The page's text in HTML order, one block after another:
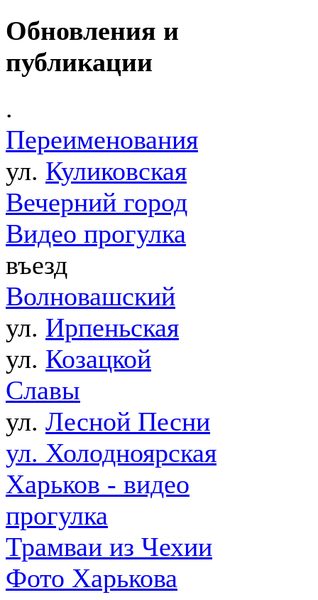
Обновления и
публикации
.
Переименования
ул. Куликовская
Вечерний город
Видео прогулка
въезд
Волновашский
ул. Ирпеньская
ул. Козацкой
Славы
ул. Лесной Песни
ул. Холодноярская
Харьков - видео
прогулка
Трамваи из Чехии
Фото Харькова